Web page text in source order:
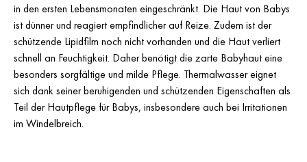
in den ersten Lebensmonaten eingeschränkt. Die Haut von Babys
ist dünner und reagiert empfindlicher auf Reize. Zudem ist der
schützende Lipidfilm noch nicht vorhanden und die Haut verliert
schnell an Feuchtigkeit. Daher benötigt die zarte Babyhaut eine
besonders sorgfältige und milde Pflege. Thermalwasser eignet
sich dank seiner beruhigenden und schützenden Eigenschaften als
Teil der Hautpflege für Babys, insbesondere auch bei Irritationen
im Windelbreich.